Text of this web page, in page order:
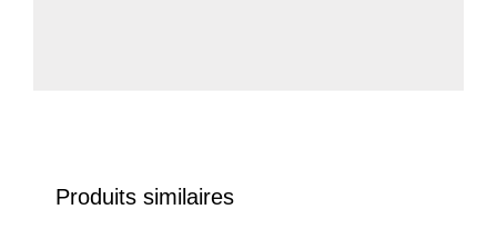
Produits similaires